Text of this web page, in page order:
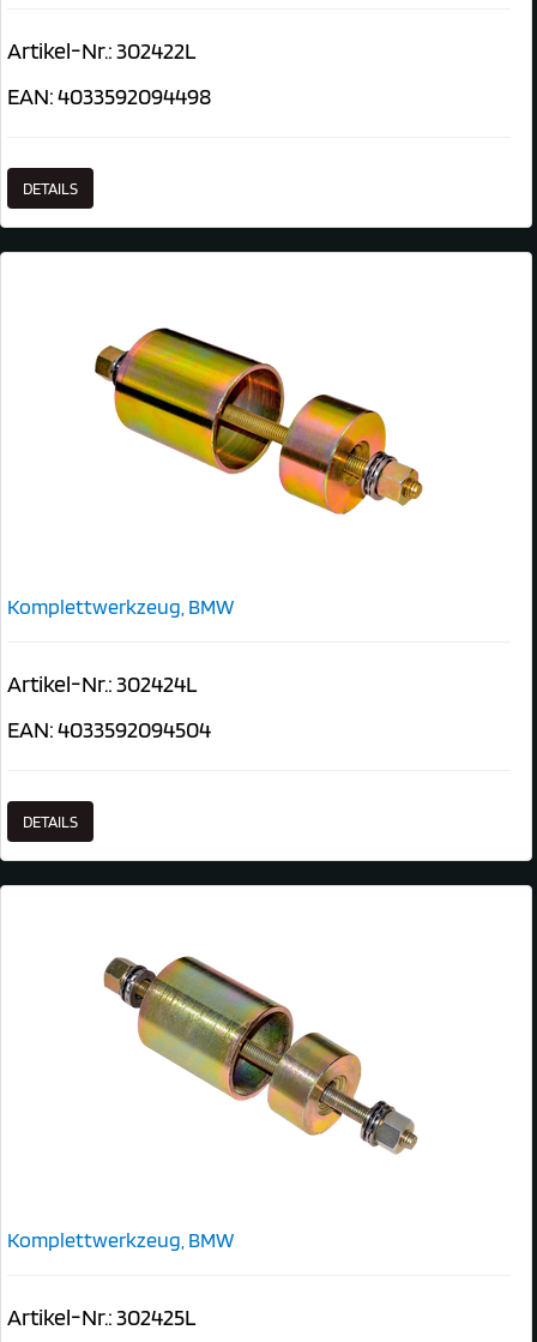
Artikel-Nr.: 302422L
EAN: 4033592094498
DETAILS
Komplettwerkzeug, BMW
Artikel-Nr.: 302424L
EAN: 4033592094504
DETAILS
Komplettwerkzeug, BMW
Artikel-Nr.: 302425L